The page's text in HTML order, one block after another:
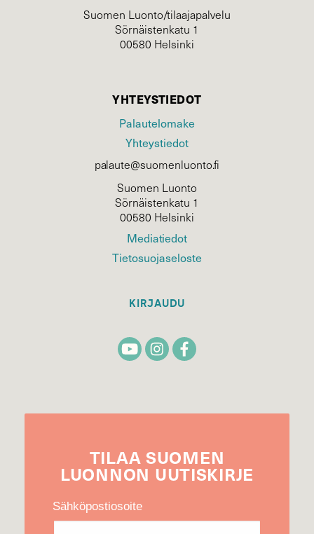
Suomen Luonto/tilaajapalvelu
Sörnäistenkatu 1
00580 Helsinki
YHTEYSTIEDOT
Palautelomake
Yhteystiedot
palaute@suomenluonto.fi
Suomen Luonto
Sörnäistenkatu 1
00580 Helsinki
Mediatiedot
Tietosuojaseloste
KIRJAUDU
TILAA SUOMEN
LUONNON UUTIS­KIRJE
Sähköpostiosoite